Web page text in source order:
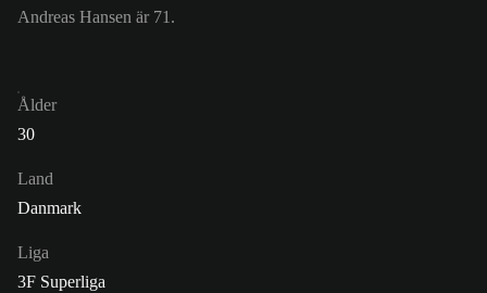
Andreas Hansen är 71.
Ålder
30
Land
Danmark
Liga
3F Superliga